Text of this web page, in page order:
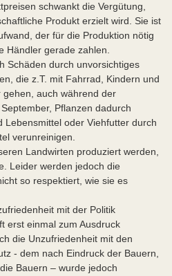
schwankt die Vergütung,
Produkt erzielt wird. Sie ist
der für die Produktion nötig
Händler gerade zahlen.
Schäden durch unvorsichtiges
die z.T. mit Fahrrad, Kindern und
auch während der
Pflanzen dadurch
Lebensmittel oder Viehfutter durch
verunreinigen.
Landwirten produziert werden,
Leider werden jedoch die
so respektiert, wie sie es
mit der Politik
erst einmal zum Ausdruck
die Unzufriedenheit mit den
- dem nach Eindruck der Bauern,
Bauern – wurde jedoch